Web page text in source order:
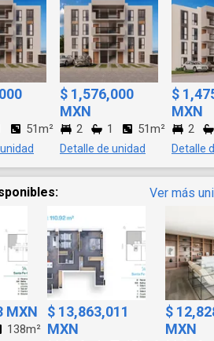
51m²
$ 1,576,000
MXN
2 1 51m²
Detalle de unidad
$
MXN
2
Detalle
Ver más
MXN
138m²
$ 13,863,011
MXN
$
MXN